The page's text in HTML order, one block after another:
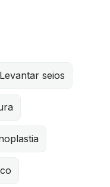
Levantar seios